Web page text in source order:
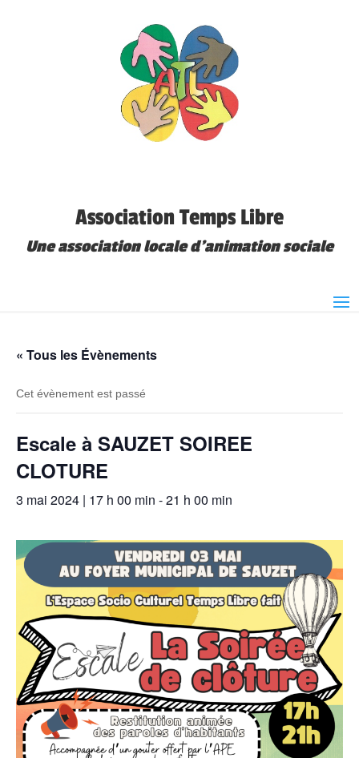
Association Temps Libre
Une association locale d'animation sociale
« Tous les Évènements
Cet évènement est passé
Escale à SAUZET SOIREE
CLOTURE
3 mai 2024 | 17 h 00 min -21 h 00 min